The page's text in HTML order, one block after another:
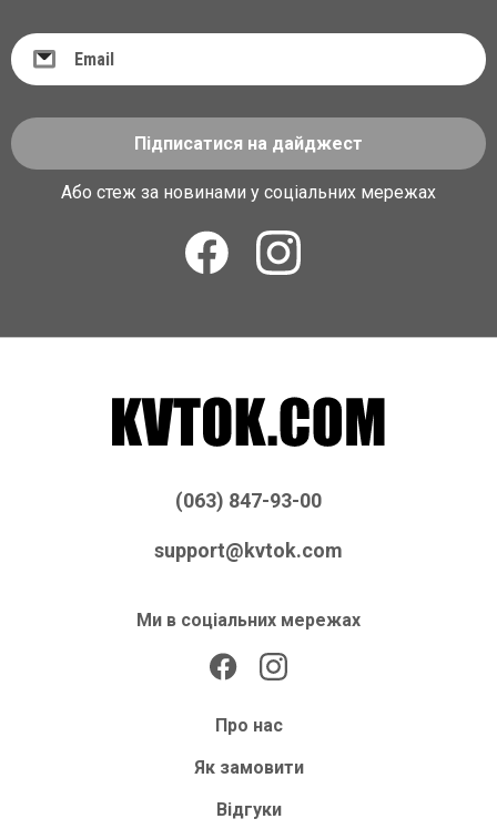
Підписатися на дайджест
Або стеж за новинами у соціальних мережах
(063) 847-93-00
support@kvtok.com
Ми в соціальних мережах
Про нас
Як замовити
Відгуки